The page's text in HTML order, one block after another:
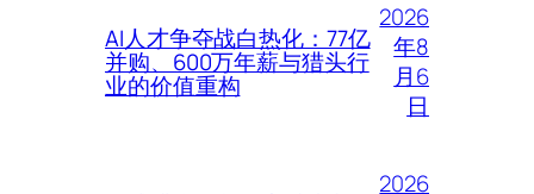
AI人才争夺战白热化：77亿
并购、600万年薪与猎头行
业的价值重构
2026
年8
月6
日
2026